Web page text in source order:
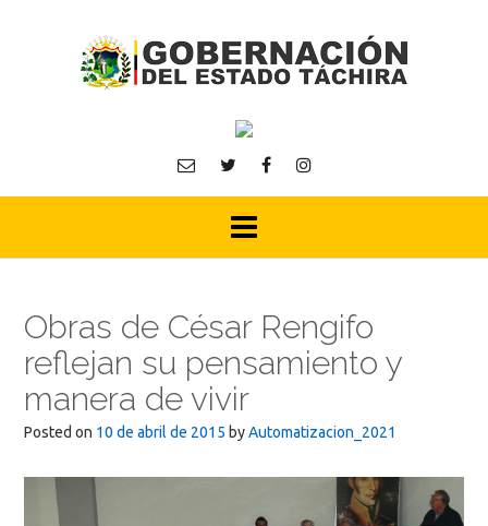
Obras de César Rengifo
reflejan su pensamiento y
manera de vivir
Posted on 10 de abril de 2015 byAutomatizacion_2021